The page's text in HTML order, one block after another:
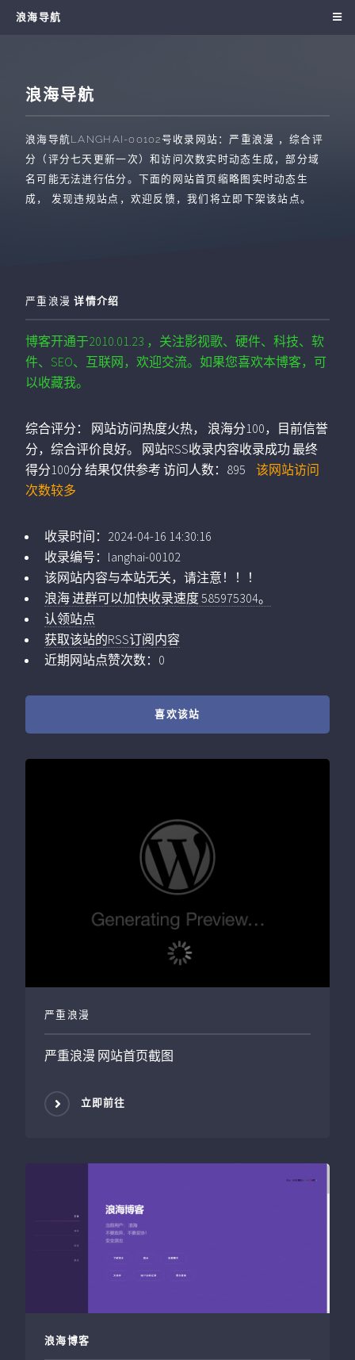
浪海导航
浪海导航
浪海导航LANGHAI-00102号收录网站： 严重浪漫 ，综合评
分（评分七天更新一次）和访问次数实时动态生成，部分域
名可能无法进行估分。下面的网站首页缩略图实时动态生
成， 发现违规站点，欢迎反馈，我们将立即下架该站点。
严重浪漫 详情介绍
博客开通于2010.01.23 ，关注影视歌、硬件、科技、软
件、SEO、互联网，欢迎交流。如果您喜欢本博客，可
以收藏我。
综合评分：
网站访问热度火热， 浪海分100，目前信誉
分，综合评价良好。 网站RSS收录内容收录成功 最终
得分100分 结果仅供参考 访问人数： 895
该网站访问
次数较多
收录时间： 2024-04-16 14:30:16
收录编号： langhai-00102
该网站内容与本站无关，请注意！！！
浪海 进群可以加快收录速度 585975304。
认领站点
获取该站的RSS订阅内容
近期网站点赞次数：0
喜欢该站
严重浪漫
严重浪漫 网站首页截图
立即前往
浪海博客